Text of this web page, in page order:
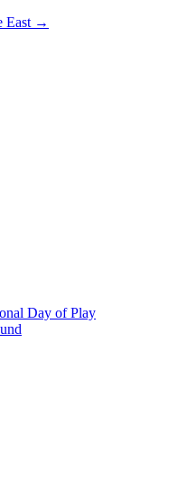
East →
Day of Play